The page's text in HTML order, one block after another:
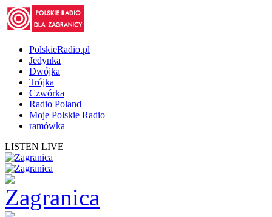
PolskieRadio.pl
Jedynka
Dwójka
Trójka
Czwórka
Radio Poland
Moje Polskie Radio
ramówka
LISTEN LIVE